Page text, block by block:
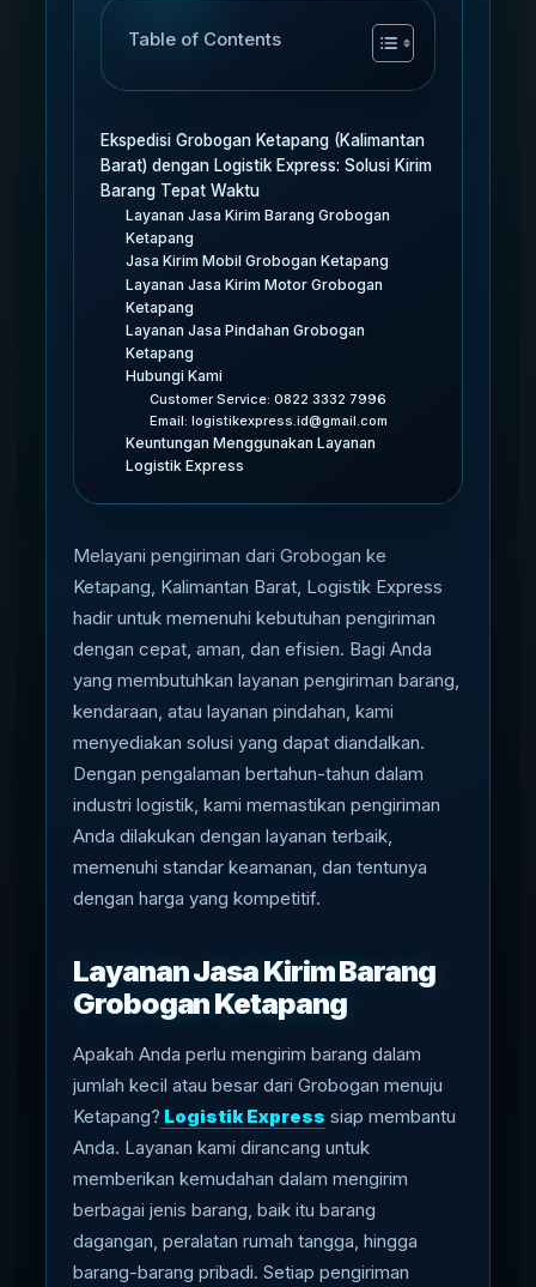
Table of Contents
Ekspedisi Grobogan Ketapang (Kalimantan
Barat) dengan Logistik Express: Solusi Kirim
Barang Tepat Waktu
Layanan Jasa Kirim Barang Grobogan
Ketapang
Jasa Kirim Mobil Grobogan Ketapang
Layanan Jasa Kirim Motor Grobogan
Ketapang
Layanan Jasa Pindahan Grobogan
Ketapang
Hubungi Kami
Customer Service: 0822 3332 7996
Email: logistikexpress.id@gmail.com
Keuntungan Menggunakan Layanan
Logistik Express
Melayani pengiriman dari Grobogan ke
Ketapang, Kalimantan Barat, Logistik Express
hadir untuk memenuhi kebutuhan pengiriman
dengan cepat, aman, dan efisien. Bagi Anda
yang membutuhkan layanan pengiriman barang,
kendaraan, atau layanan pindahan, kami
menyediakan solusi yang dapat diandalkan.
Dengan pengalaman bertahun-tahun dalam
industri logistik, kami memastikan pengiriman
Anda dilakukan dengan layanan terbaik,
memenuhi standar keamanan, dan tentunya
dengan harga yang kompetitif.
Layanan Jasa Kirim Barang
Grobogan Ketapang
Apakah Anda perlu mengirim barang dalam
jumlah kecil atau besar dari Grobogan menuju
Ketapang? Logistik Express siap membantu
Anda. Layanan kami dirancang untuk
memberikan kemudahan dalam mengirim
berbagai jenis barang, baik itu barang
dagangan, peralatan rumah tangga, hingga
barang-barang pribadi. Setiap pengiriman